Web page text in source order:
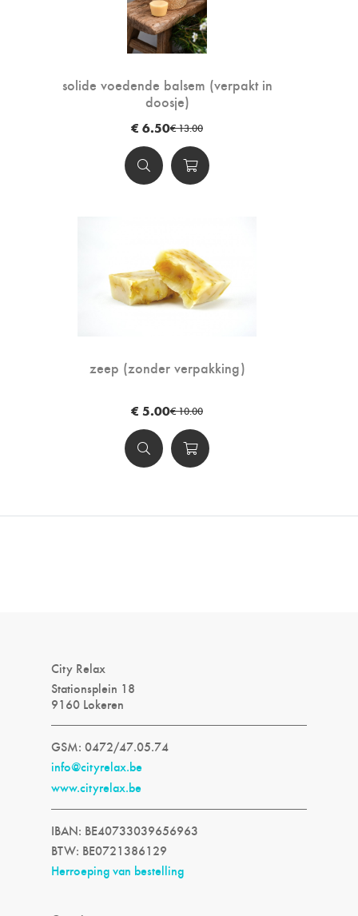
solide voedende balsem (verpakt in
doosje)
€ 6.50€ 13.00
zeep (zonder verpakking)
€ 5.00€ 10.00
City Relax
Stationsplein 18
9160 Lokeren
GSM: 0472/47.05.74
info@cityrelax.be
www.cityrelax.be
IBAN: BE40733039656963
BTW: BE0721386129
Herroeping van bestelling